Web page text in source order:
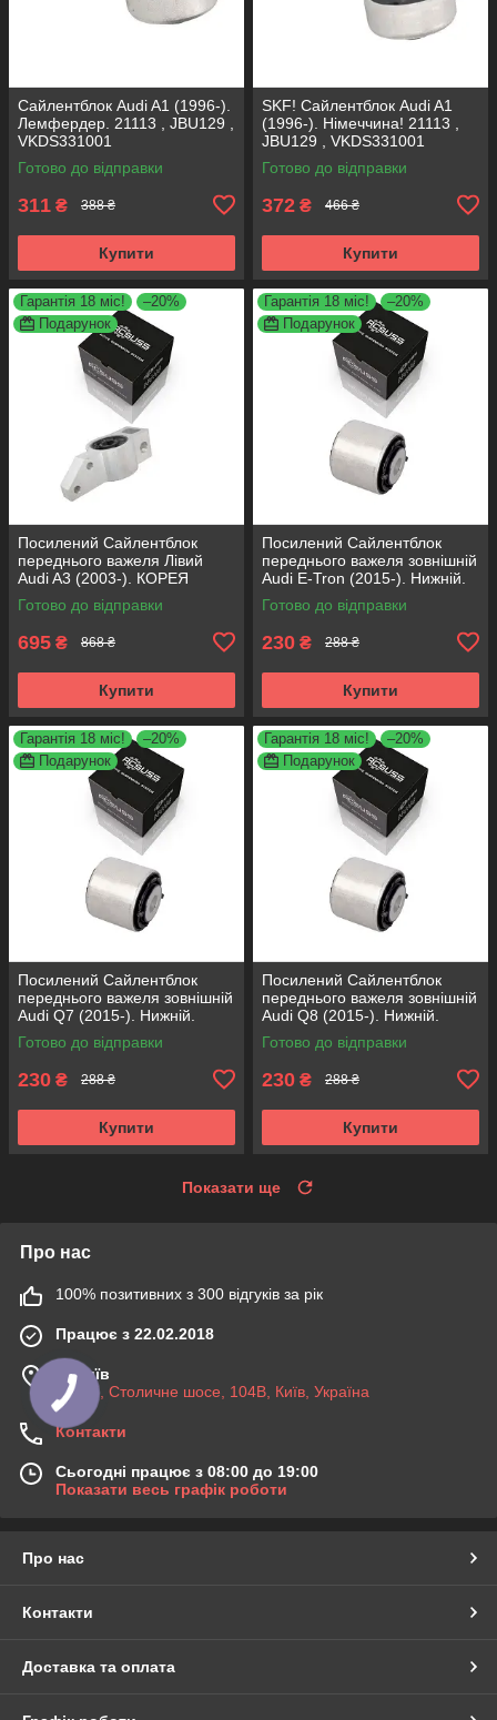
Сайлентблок Audi A1 (1996-).
Лемфердер. 21113 , JBU129 ,
VKDS331001
Готово до відправки
311 ₴ 388 ₴
Купити
SKF! Сайлентблок Audi A1
(1996-). Німеччина! 21113 ,
JBU129 , VKDS331001
Готово до відправки
372 ₴ 466 ₴
Купити
Гарантія 18 міс!
–20%
Подарунок
Посилений Сайлентблок
переднього важеля Лівий
Audi A3 (2003-). КОРЕЯ
Acsuss! 34762 , JBU691 ,
VKDS331004
Готово до відправки
695 ₴ 868 ₴
Купити
Гарантія 18 міс!
–20%
Подарунок
Посилений Сайлентблок
переднього важеля зовнішній
Audi E-Tron (2015-). Нижній.
КОРЕЯ Acsuss! FE175192 ,
VKDS331087
Готово до відправки
230 ₴ 288 ₴
Купити
Гарантія 18 міс!
–20%
Подарунок
Посилений Сайлентблок
переднього важеля зовнішній
Audi Q7 (2015-). Нижній.
КОРЕЯ Acsuss! FE175192 ,
VKDS331087
Готово до відправки
230 ₴ 288 ₴
Купити
Гарантія 18 міс!
–20%
Подарунок
Посилений Сайлентблок
переднього важеля зовнішній
Audi Q8 (2015-). Нижній.
КОРЕЯ Acsuss! FE175192 ,
VKDS331087
Готово до відправки
230 ₴ 288 ₴
Купити
Показати ще
Про нас
100% позитивних з 300 відгуків за рік
Працює з 22.02.2018
м. Київ
03045, Столичне шосе, 104B, Київ, Україна
Контакти
Сьогодні працює з 08:00 до 19:00
Показати весь графік роботи
Про нас
Контакти
Доставка та оплата